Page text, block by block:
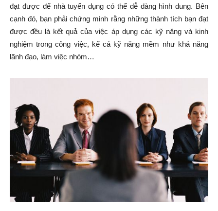
đạt được để nhà tuyển dụng có thể dễ dàng hình dung. Bên
cạnh đó, bạn phải chứng minh rằng những thành tích bạn đạt
được đều là kết quả của việc áp dụng các kỹ năng và kinh
nghiệm trong công việc, kể cả kỹ năng mềm như khả năng
lãnh đạo, làm việc nhóm…